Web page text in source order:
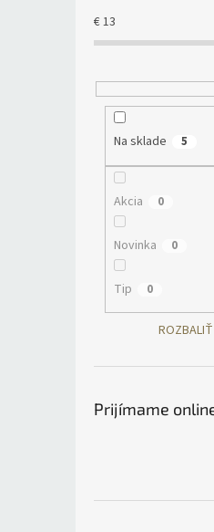
€13
Na sklade 5
Akcia 0
Novinka 0
Tip 0
Prijímame